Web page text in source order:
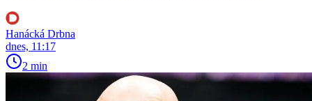
Hanácká Drbna
dnes, 11:17
2 min